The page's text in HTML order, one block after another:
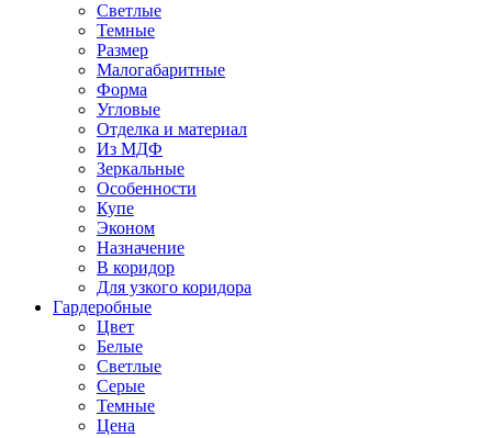
Светлые
Темные
Размер
Малогабаритные
Форма
Угловые
Отделка и материал
Из МДФ
Зеркальные
Особенности
Купе
Эконом
Назначение
В коридор
Для узкого коридора
Гардеробные
Цвет
Белые
Светлые
Серые
Темные
Цена